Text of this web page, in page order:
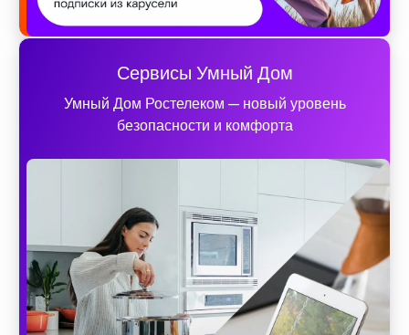
Сервисы Умный Дом
Умный Дом Ростелеком — новый уровень
безопасности и комфорта